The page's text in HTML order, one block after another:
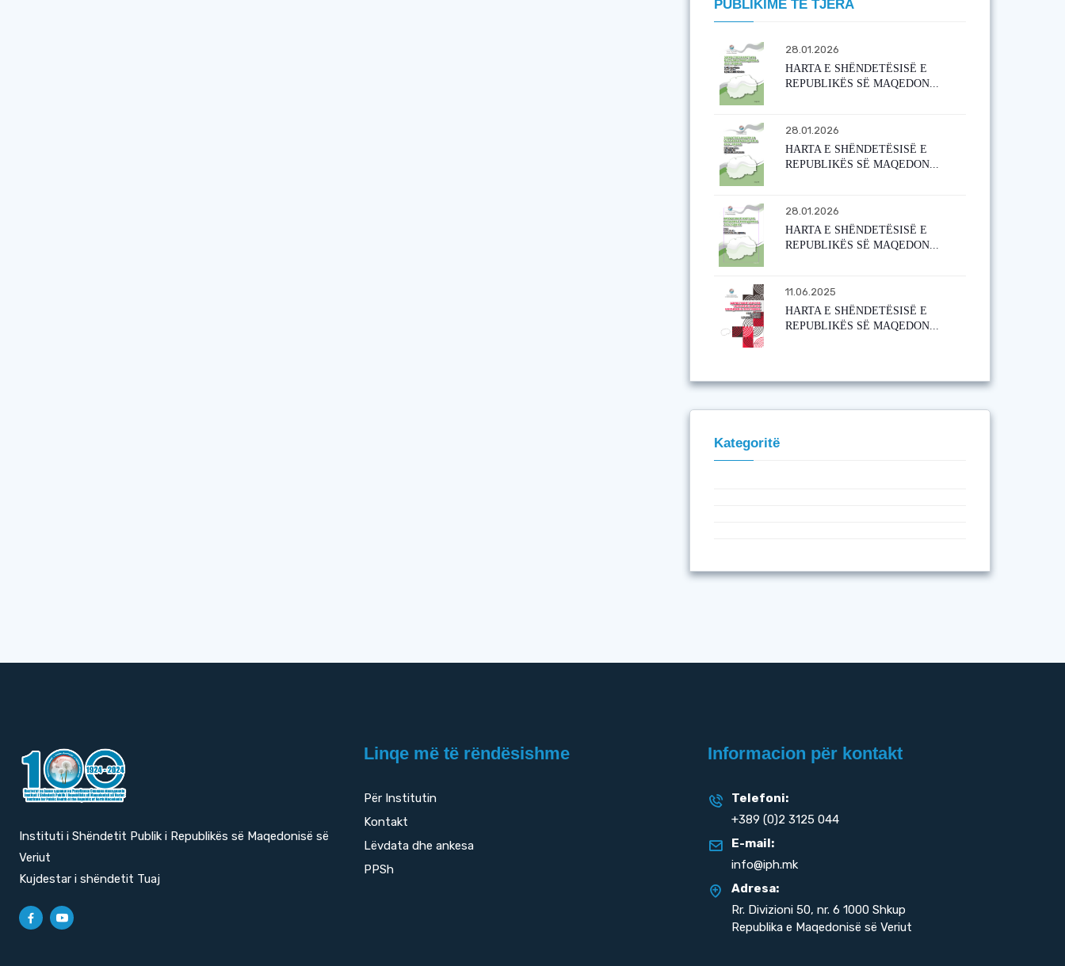
PUBLIKIME TË TJERA
28.01.2026
HARTA E SHËNDETËSISË E
REPUBLIKËS SË MAQEDON...
28.01.2026
HARTA E SHËNDETËSISË E
REPUBLIKËS SË MAQEDON...
28.01.2026
HARTA E SHËNDETËSISË E
REPUBLIKËS SË MAQEDON...
11.06.2025
HARTA E SHËNDETËSISË E
REPUBLIKËS SË MAQEDON...
Kategoritë
Instituti i Shëndetit Publik i Republikës së Maqedonisë së
Veriut
Kujdestar i shëndetit Tuaj
Linqe më të rëndësishme
Për Institutin
Kontakt
Lëvdata dhe ankesa
PPSh
Informacion për kontakt
Telefoni:
+389 (0)2 3125 044
E-mail:
info@iph.mk
Adresa:
Rr. Divizioni 50, nr. 6 1000 Shkup
Republika e Maqedonisë së Veriut